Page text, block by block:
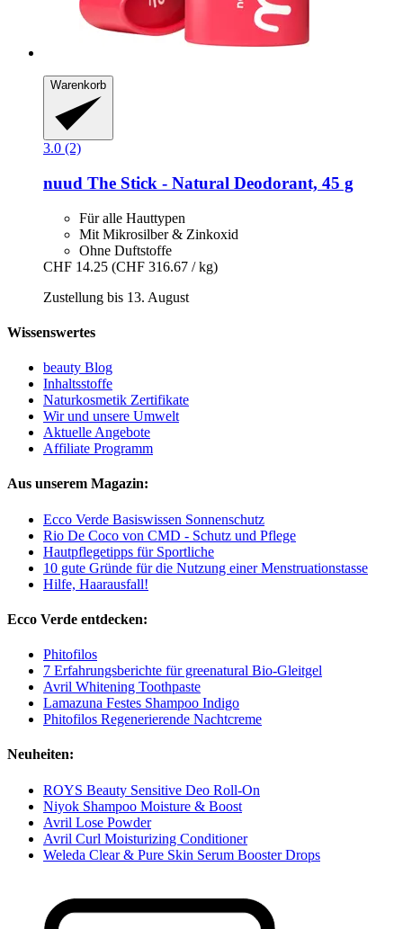
Warenkorb
3.0 (2)
nuud The Stick -​ Natural Deodorant, 45 g
Für alle Hauttypen
Mit Mikrosilber & Zinkoxid
Ohne Duftstoffe
CHF 14.25 (CHF 316.67 / kg)
Zustellung bis 13. August
Wissenswertes
beauty Blog
Inhaltsstoffe
Naturkosmetik Zertifikate
Wir und unsere Umwelt
Aktuelle Angebote
Affiliate Programm
Aus unserem Magazin:
Ecco Verde Basiswissen Sonnenschutz
Rio De Coco von CMD - Schutz und Pflege
Hautpflegetipps für Sportliche
10 gute Gründe für die Nutzung einer Menstruationstasse
Hilfe, Haarausfall!
Ecco Verde entdecken:
Phitofilos
7 Erfahrungsberichte für greenatural Bio-Gleitgel
Avril Whitening Toothpaste
Lamazuna Festes Shampoo Indigo
Phitofilos Regenerierende Nachtcreme
Neuheiten:
ROYS Beauty Sensitive Deo Roll-On
Niyok Shampoo Moisture & Boost
Avril Lose Powder
Avril Curl Moisturizing Conditioner
Weleda Clear & Pure Skin Serum Booster Drops